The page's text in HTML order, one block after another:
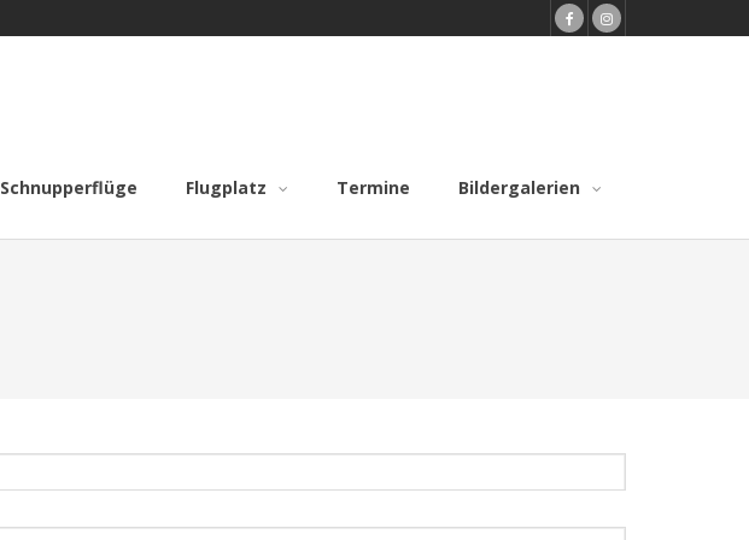
Schnupperflüge Flugplatz Termine Bildergalerien